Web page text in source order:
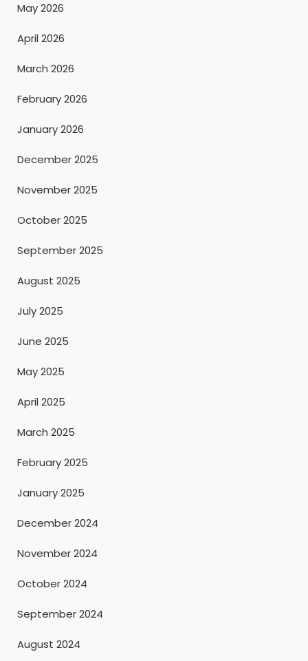
May 2026
April 2026
March 2026
February 2026
January 2026
December 2025
November 2025
October 2025
September 2025
August 2025
July 2025
June 2025
May 2025
April 2025
March 2025
February 2025
January 2025
December 2024
November 2024
October 2024
September 2024
August 2024